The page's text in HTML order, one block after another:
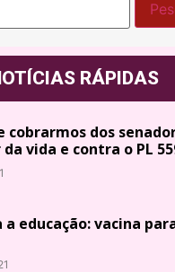
RÁPIDAS
cobrarmos dos
vida e contra o PL
educação: vacina